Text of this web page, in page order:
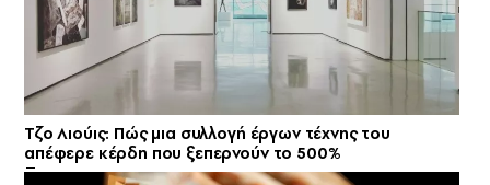
Τζο Λιούις: Πώς μια συλλογή έργων τέχνης του
απέφερε κέρδη που ξεπερνούν το 500%